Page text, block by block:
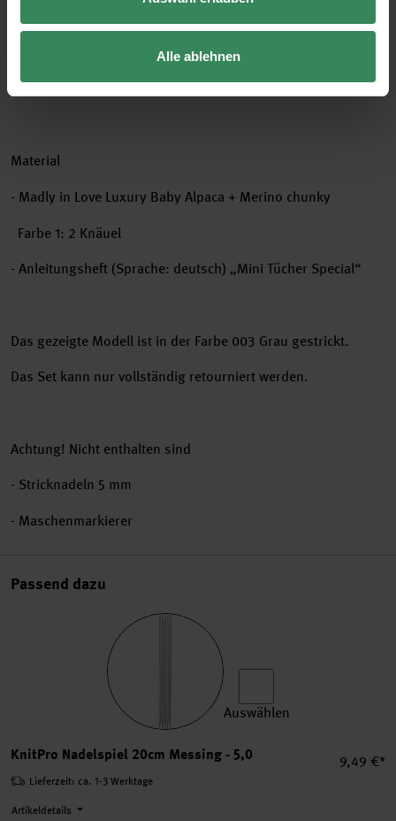
Alle ablehnen
Material
- Madly in Love Luxury Baby Alpaca + Merino chunky
Farbe 1: 2 Knäuel
- Anleitungsheft (Sprache: deutsch) „Mini Tücher Special“
Das gezeigte Modell ist in der Farbe 003 Grau gestrickt.
Das Set kann nur vollständig retourniert werden.
Achtung! Nicht enthalten sind
- Stricknadeln 5 mm
- Maschenmarkierer
Passend dazu
Auswählen
KnitPro Nadelspiel 20cm Messing - 5,0
9,49 €*
Lieferzeit: ca. 1-3 Werktage
Artikeldetails